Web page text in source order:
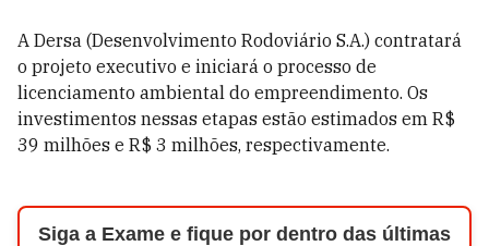
A Dersa (Desenvolvimento Rodoviário S.A.) contratará
o projeto executivo e iniciará o processo de
licenciamento ambiental do empreendimento. Os
investimentos nessas etapas estão estimados em R$
39 milhões e R$ 3 milhões, respectivamente.
Siga a Exame e fique por dentro das últimas